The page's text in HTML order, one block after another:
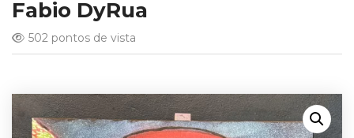
Fabio DyRua
502 pontos de vista